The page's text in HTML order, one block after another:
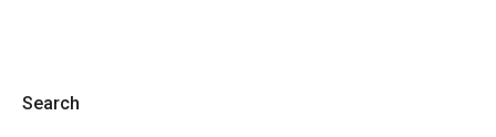
Search